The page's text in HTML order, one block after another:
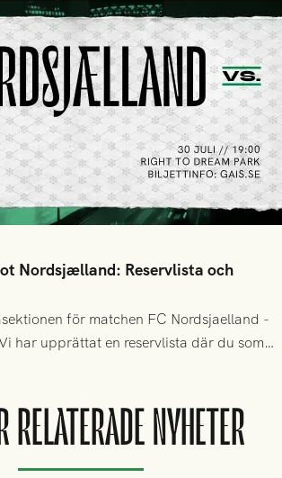
Nordsjælland: Reservlista och
för matchen FC Nordsjaelland -
har upprättat en reservlista där du som
biljett kan anmäla ditt intresse. Du kan
RELATERADE NYHETER